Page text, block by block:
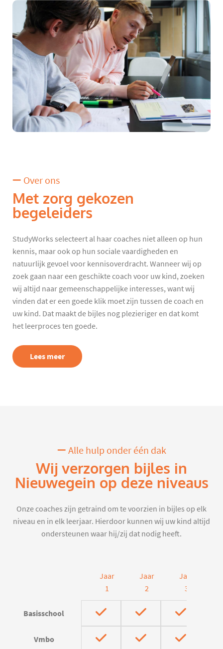
Over ons
Met zorg gekozen
begeleiders
StudyWorks selecteert al haar coaches niet alleen op hun
kennis, maar ook op hun sociale vaardigheden en
natuurlijk gevoel voor kennisoverdracht. Wanneer wij op
zoek gaan naar een geschikte coach voor uw kind, zoeken
wij altijd naar gemeenschappelijke interesses, want wij
vinden dat er een goede klik moet zijn tussen de coach en
uw kind. Dat maakt de bijles nog plezieriger en dat komt
het leerproces ten goede.
Lees meer
Alle hulp onder één dak
Wij verzorgen bijles in
Nieuwegein op deze niveaus
Onze coaches zijn getraind om te voorzien in bijles op elk
niveau en in elk leerjaar. Hierdoor kunnen wij uw kind altijd
ondersteunen waar hij/zij dat nodig heeft.
Jaar
1
Jaar
2
Jaar
3
Basisschool
Vmbo